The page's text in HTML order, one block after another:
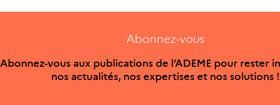
Abonnez-vous
Abonnez-vous aux publications de l’ADEME pour rester
nos actualités, nos expertises et nos solutions !